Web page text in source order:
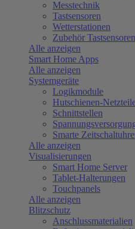
Messtechnik
Tastsensoren
Wetterstationen
Zubehör Tastsensoren
Alle anzeigen
Smart Home Apps
Alle anzeigen
Systemgeräte
Logikmodule
Hutschienen-
Schnittstellen
Smarte
Alle anzeigen
Visualisierungen
Smart Home Server
Tablet-Halterungen
Touchpanels
Alle anzeigen
Blitzschutz
Anschlussmaterialien